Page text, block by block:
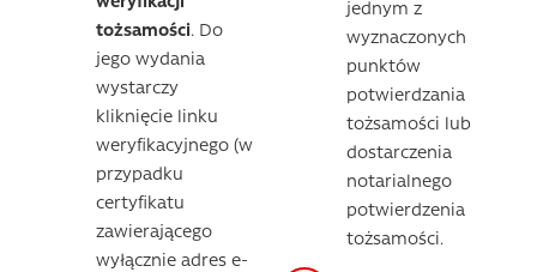
tożsamości. Do
jego wydania
wystarczy
kliknięcie linku
weryfikacyjnego (w
przypadku
certyfikatu
zawierającego
wyłącznie adres e-
jednym z
wyznaczonych
punktów
potwierdzania
tożsamości lub
dostarczenia
notarialnego
potwierdzenia
tożsamości.